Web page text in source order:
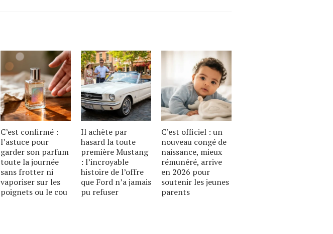
C’est confirmé :
l’astuce pour
garder son parfum
toute la journée
sans frotter ni
vaporiser sur les
poignets ou le cou
Il achète par
hasard la toute
première Mustang
: l’incroyable
histoire de l’offre
que Ford n’a jamais
pu refuser
C’est officiel : un
nouveau congé de
naissance, mieux
rémunéré, arrive
en 2026 pour
soutenir les jeunes
parents